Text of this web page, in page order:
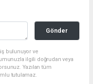
Gönder
bulunuyor ve
ilgili doğrudan veya
Yazılan tüm
tutulamaz.